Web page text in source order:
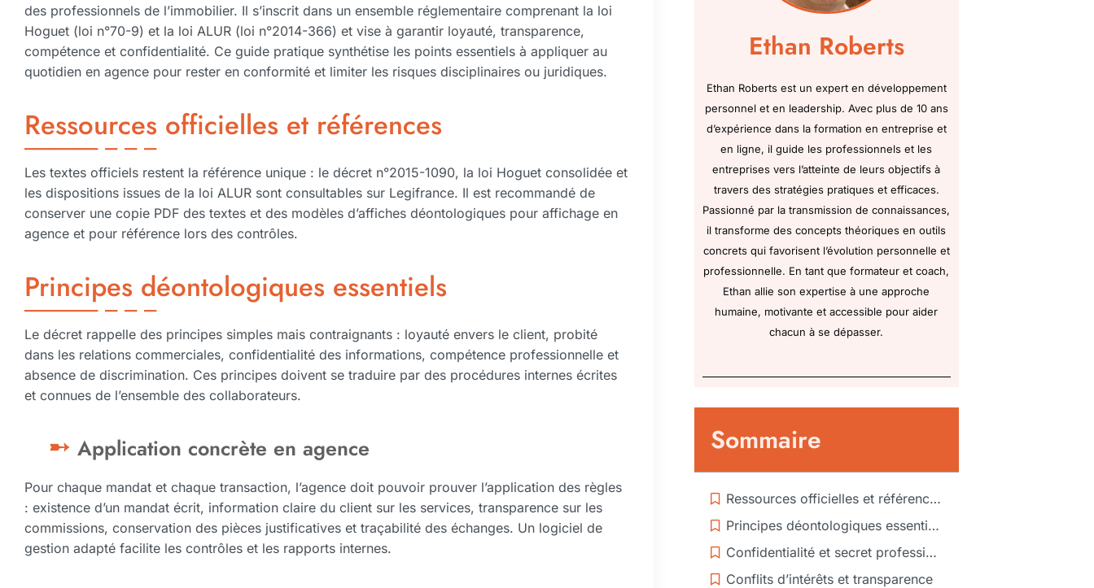
des professionnels de l’immobilier. Il s’inscrit dans un ensemble réglementaire comprenant la loi
Hoguet (loi n°70-9) et la loi ALUR (loi n°2014-366) et vise à garantir loyauté, transparence,
compétence et confidentialité. Ce guide pratique synthétise les points essentiels à appliquer au
quotidien en agence pour rester en conformité et limiter les risques disciplinaires ou juridiques.
Ressources officielles et références
Les textes officiels restent la référence unique : le décret n°2015-1090, la loi Hoguet consolidée et
les dispositions issues de la loi ALUR sont consultables sur Legifrance. Il est recommandé de
conserver une copie PDF des textes et des modèles d’affiches déontologiques pour affichage en
agence et pour référence lors des contrôles.
Principes déontologiques essentiels
Le décret rappelle des principes simples mais contraignants : loyauté envers le client, probité
dans les relations commerciales, confidentialité des informations, compétence professionnelle et
absence de discrimination. Ces principes doivent se traduire par des procédures internes écrites
et connues de l’ensemble des collaborateurs.
Application concrète en agence
Pour chaque mandat et chaque transaction, l’agence doit pouvoir prouver l’application des règles
: existence d’un mandat écrit, information claire du client sur les services, transparence sur les
commissions, conservation des pièces justificatives et traçabilité des échanges. Un logiciel de
gestion adapté facilite les contrôles et les rapports internes.
Ethan Roberts
Ethan Roberts est un expert en développement
personnel et en leadership. Avec plus de 10 ans
d’expérience dans la formation en entreprise et
en ligne, il guide les professionnels et les
entreprises vers l’atteinte de leurs objectifs à
travers des stratégies pratiques et efficaces.
Passionné par la transmission de connaissances,
il transforme des concepts théoriques en outils
concrets qui favorisent l’évolution personnelle et
professionnelle. En tant que formateur et coach,
Ethan allie son expertise à une approche
humaine, motivante et accessible pour aider
chacun à se dépasser.
Sommaire
Ressources officielles et références
Principes déontologiques essentiels
Confidentialité et secret professionnel
Conflits d’intérêts et transparence